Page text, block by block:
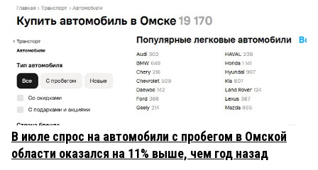
В июле спрос на автомобили с пробегом в Омской
области оказался на 11% выше, чем год назад